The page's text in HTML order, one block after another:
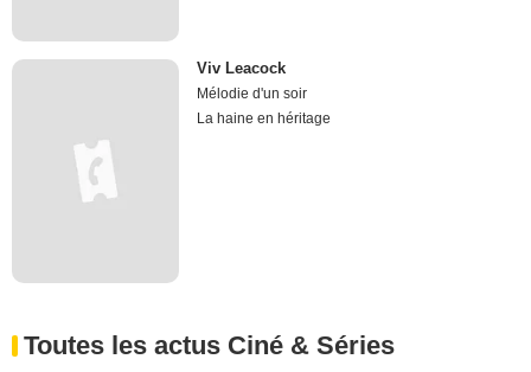
Viv Leacock
Mélodie d'un soir
La haine en héritage
Toutes les actus Ciné & Séries